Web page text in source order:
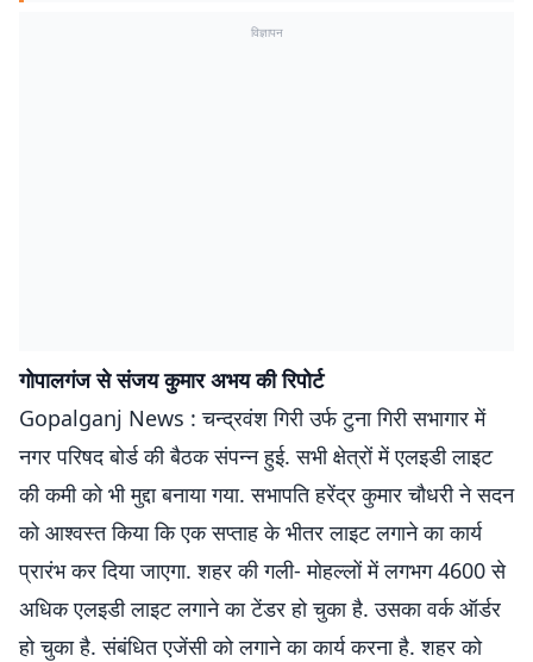
विज्ञापन
गोपालगंज से संजय कुमार अभय की रिपोर्ट
Gopalganj News : चन्द्रवंश गिरी उर्फ टुना गिरी सभागार में
नगर परिषद बोर्ड की बैठक संपन्न हुई. सभी क्षेत्रों में एलइडी लाइट
की कमी को भी मुद्दा बनाया गया. सभापति हरेंद्र कुमार चौधरी ने सदन
को आश्वस्त किया कि एक सप्ताह के भीतर लाइट लगाने का कार्य
प्रारंभ कर दिया जाएगा. शहर की गली- मोहल्लों में लगभग 4600 से
अधिक एलइडी लाइट लगाने का टेंडर हो चुका है. उसका वर्क ऑर्डर
हो चुका है. संबंधित एजेंसी को लगाने का कार्य करना है. शहर को